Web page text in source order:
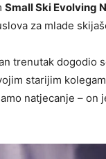
Small Ski Evolving
za mlade
trenutak dogodio
starijim
natjecanje – on